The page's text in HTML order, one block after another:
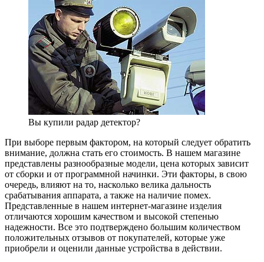
Вы купили радар детектор?
При выборе первым фактором, на который следует обратить
внимание, должна стать его стоимость. В нашем магазине
представлены разнообразные модели, цена которых зависит
от сборки и от программной начинки. Эти факторы, в свою
очередь, влияют на то, насколько велика дальность
срабатывания аппарата, а также на наличие помех.
Представленные в нашем интернет-магазине изделия
отличаются хорошим качеством и высокой степенью
надежности. Все это подтверждено большим количеством
положительных отзывов от покупателей, которые уже
приобрели и оценили данные устройства в действии.